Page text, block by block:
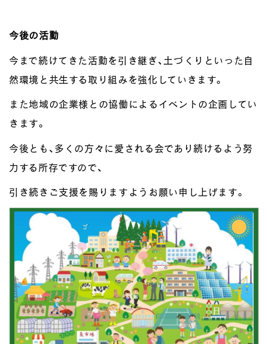
今後の活動
今まで続けてきた活動を引き継ぎ、土づくりといった自
然環境と共生する取り組みを強化していきます。
また地域の企業様との協働によるイベントの企画してい
きます。
今後とも、多くの方々に愛される会であり続けるよう努
力する所存ですので、
引き続きご支援を賜りますようお願い申し上げます。